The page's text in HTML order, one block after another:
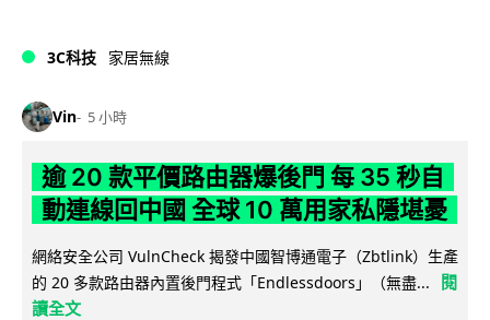
3C科技 家居無線
Vin 5 小時
逾 20 款平價路由器爆後門 每 35 秒自
動連線回中國 全球 10 萬用家私隱堪憂
網絡安全公司 VulnCheck 揭發中國智博通電子（Zbtlink）生產
的 20 多款路由器內置後門程式「Endlessdoors」（無盡...
閱
讀全文